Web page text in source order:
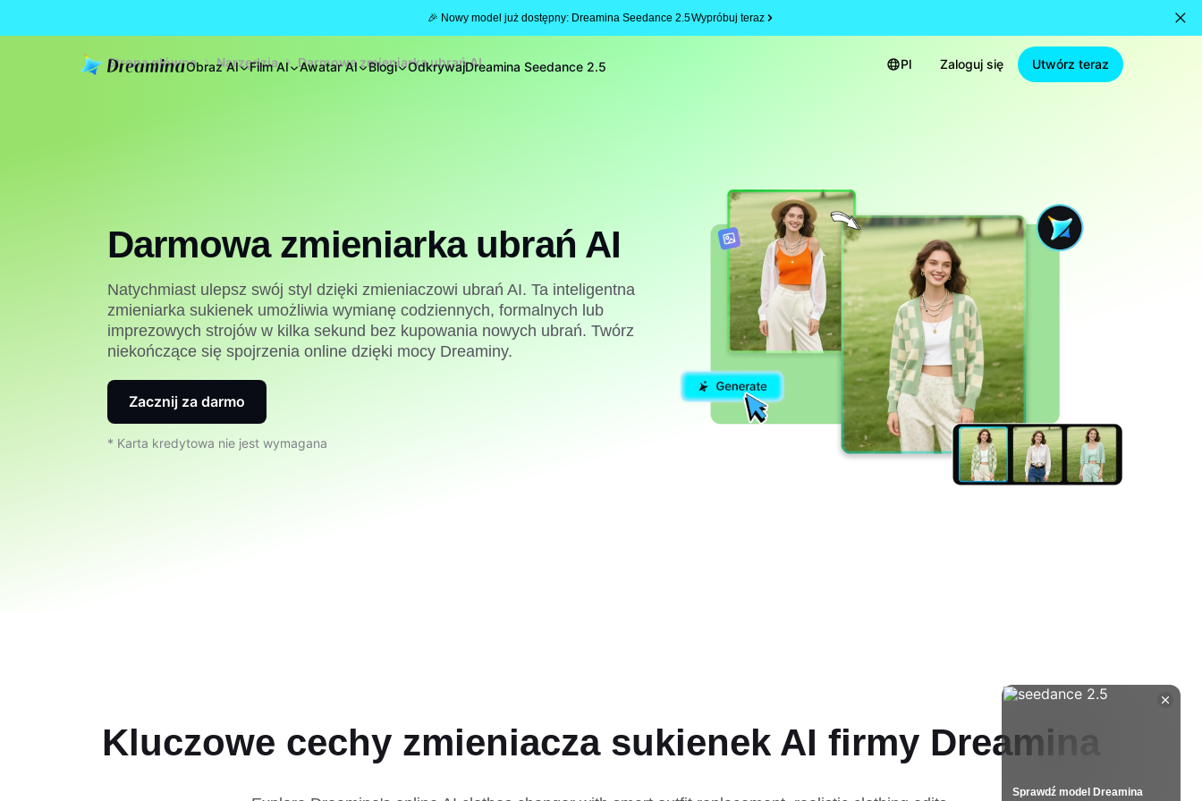
🎉 Nowy model już dostępny: Dreamina Seedance 2.5Wypróbuj teraz
Obraz AI Film AI Awatar AI Blogi OdkrywajDreamina Seedance 2.5 Pl Zaloguj się Utwórz teraz
Strona główna Narzędzia Darmowa zmieniarka ubrań AI
Darmowa zmieniarka ubrań AI
Natychmiast ulepsz swój styl dzięki zmieniaczowi ubrań AI. Ta inteligentna
zmieniarka sukienek umożliwia wymianę codziennych, formalnych lub
imprezowych strojów w kilka sekund bez kupowania nowych ubrań. Twórz
niekończące się spojrzenia online dzięki mocy Dreaminy.
Zacznij za darmo
* Karta kredytowa nie jest wymagana
Kluczowe cechy zmieniacza sukienek AI firmy Dreamina
Sprawdź model Dreamina